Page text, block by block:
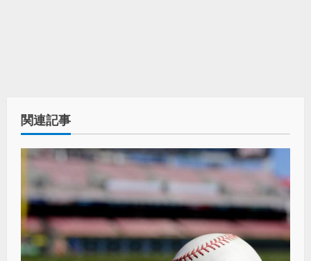
関連記事